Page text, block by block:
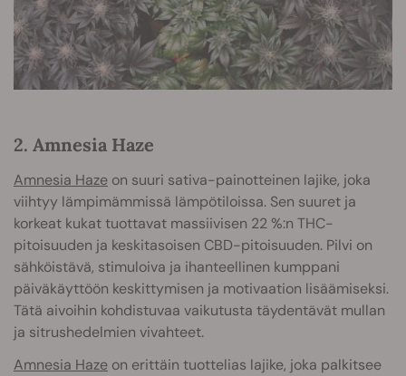
2. Amnesia Haze
Amnesia Haze on suuri sativa-painotteinen lajike, joka
viihtyy lämpimämmissä lämpötiloissa. Sen suuret ja
korkeat kukat tuottavat massiivisen 22 %:n THC-
pitoisuuden ja keskitasoisen CBD-pitoisuuden. Pilvi on
sähköistävä, stimuloiva ja ihanteellinen kumppani
päiväkäyttöön keskittymisen ja motivaation lisäämiseksi.
Tätä aivoihin kohdistuvaa vaikutusta täydentävät mullan
ja sitrushedelmien vivahteet.
Amnesia Haze on erittäin tuottelias lajike, joka palkitsee